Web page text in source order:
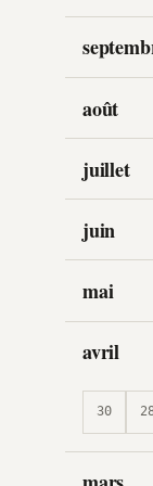
août
juillet
juin
mai
avril
30